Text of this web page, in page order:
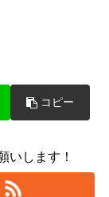
コピー
いします！